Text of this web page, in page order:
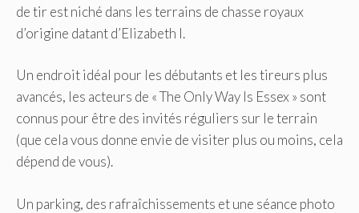
de tir est niché dans les terrains de chasse royaux
d’origine datant d’Elizabeth I.
Un endroit idéal pour les débutants et les tireurs plus
avancés, les acteurs de « The Only Way Is Essex » sont
connus pour être des invités réguliers sur le terrain
(que cela vous donne envie de visiter plus ou moins, cela
dépend de vous).
Un parking, des rafraîchissements et une séance photo